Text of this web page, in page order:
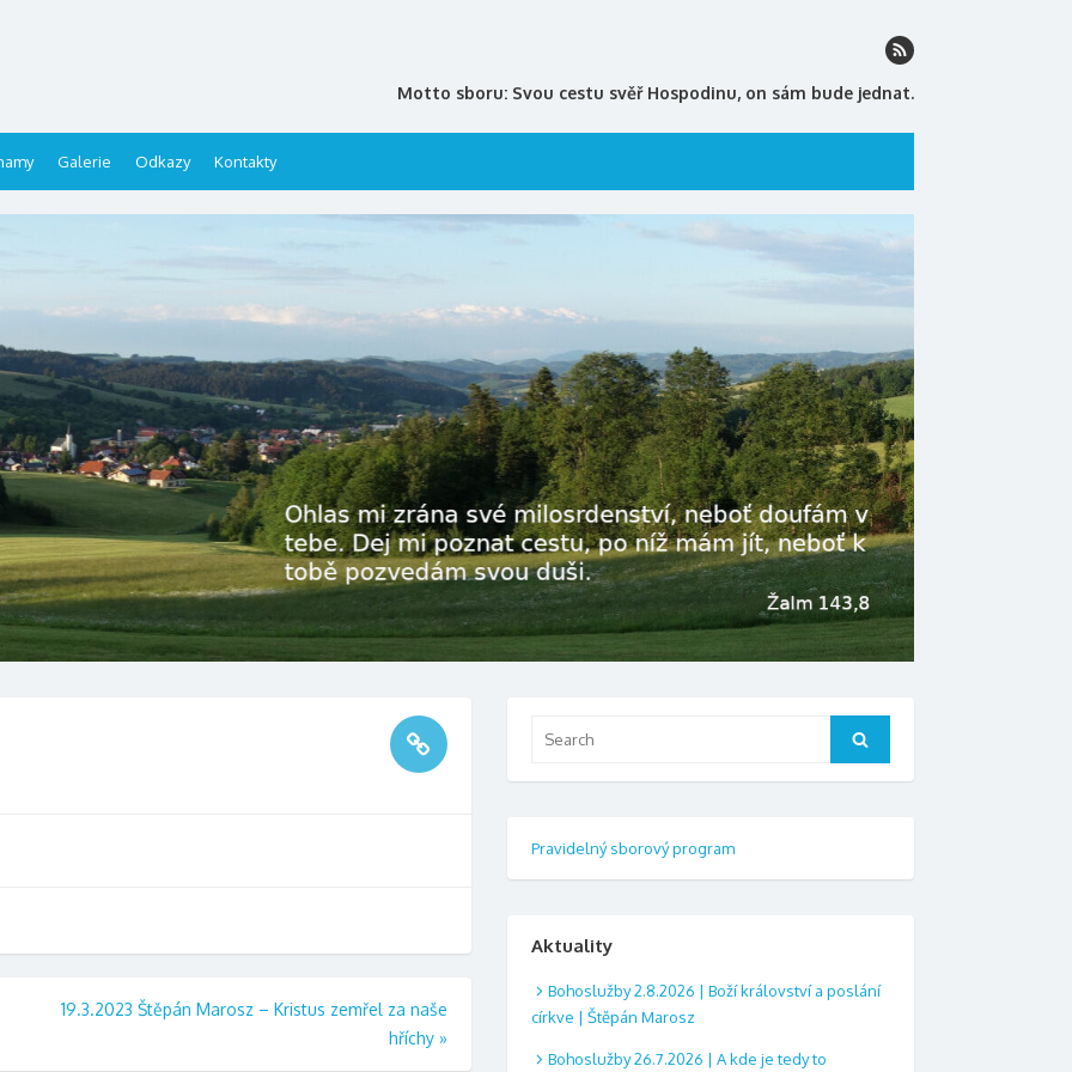
Motto sboru: Svou cestu svěř Hospodinu, on sám bude jednat.
Galerie Odkazy Kontakty
19.3.2023 Štěpán Marosz – Kristus zemřel za naše
hříchy »
Search
Pravidelný sborový program
Aktuality
Bohoslužby 2.8.2026 | Boží království a poslání
církve | Štěpán Marosz
Bohoslužby 26.7.2026 | A kde je tedy to